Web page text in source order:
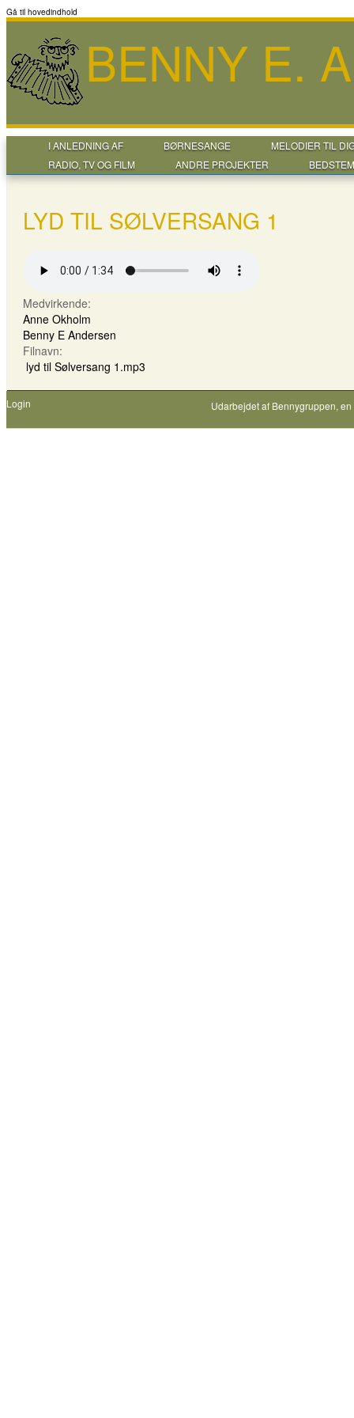
Gå til hovedindhold
BENNY E.
I ANLEDNING AF BØRNESANGE
MELODIER TIL
RADIO, TV OG FILM
ANDRE PROJEKTER
LYD TIL SØLVERSANG 1
Medvirkende:
Anne Okholm
Benny E Andersen
Filnavn:
lyd til Sølversang 1.mp3
Login Udarbejdet af Bennygruppen,